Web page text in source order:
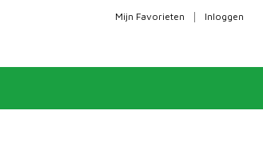
Mijn Favorieten | Inloggen